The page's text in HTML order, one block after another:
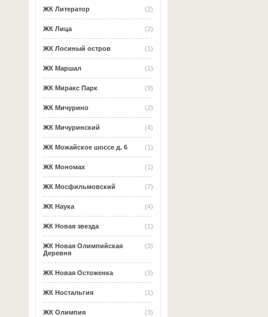
(2)
ЖК Литератор
(2)
ЖК Лица
(1)
ЖК Лосиный остров
(1)
ЖК Маршал
(9)
ЖК Миракс Парк
(2)
ЖК Мичурино
(4)
ЖК Мичуринский
(1)
ЖК Можайское шоссе д. 6
(1)
ЖК Мономах
(7)
ЖК Мосфильмовский
(4)
ЖК Наука
(1)
ЖК Новая звезда
(3)
ЖК Новая Олимпийская
Деревня
(3)
ЖК Новая Остоженка
(1)
ЖК Ностальгия
(3)
ЖК Олимпия